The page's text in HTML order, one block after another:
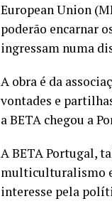
European Union
poderão encarnar
ingressam numa
A obra é da
vontades e
a BETA chegou a
A BETA Portugal,
multiculturalismo e
interesse pela